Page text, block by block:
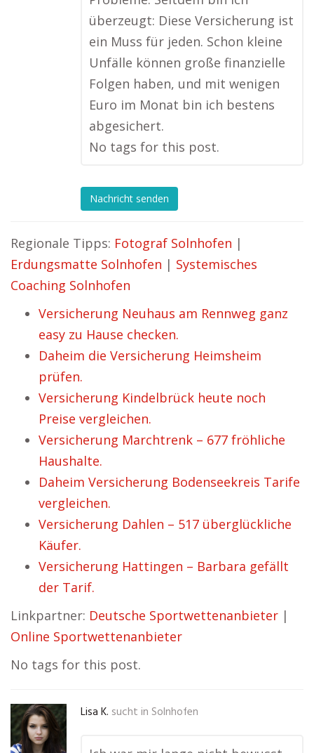
überzeugt: Diese Versicherung ist
ein Muss für jeden. Schon kleine
Unfälle können große finanzielle
Folgen haben, und mit wenigen
Euro im Monat bin ich bestens
abgesichert.
No tags for this post.
Nachricht senden
Regionale Tipps: Fotograf Solnhofen |
Erdungsmatte Solnhofen | Systemisches
Coaching Solnhofen
Versicherung Neuhaus am Rennweg ganz
easy zu Hause checken.
Daheim die Versicherung Heimsheim
prüfen.
Versicherung Kindelbrück heute noch
Preise vergleichen.
Versicherung Marchtrenk – 677 fröhliche
Haushalte.
Daheim Versicherung Bodenseekreis Tarife
vergleichen.
Versicherung Dahlen – 517 überglückliche
Käufer.
Versicherung Hattingen – Barbara gefällt
der Tarif.
Linkpartner: Deutsche Sportwettenanbieter |
Online Sportwettenanbieter
No tags for this post.
Lisa K. sucht in Solnhofen